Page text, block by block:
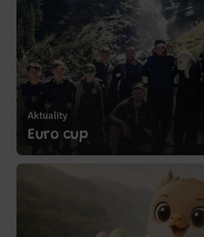
Aktuality
Euro cup
Zobrazit více